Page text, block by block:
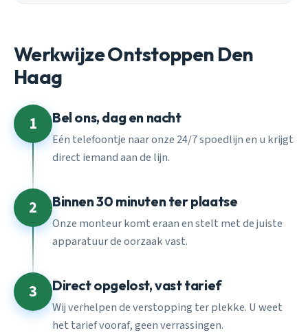
Werkwijze Ontstoppen Den
Haag
1 Bel ons, dag en nacht
Eén telefoontje naar onze 24/7 spoedlijn en u krijgt
direct iemand aan de lijn.
2 Binnen 30 minuten ter plaatse
Onze monteur komt eraan en stelt met de juiste
apparatuur de oorzaak vast.
3 Direct opgelost, vast tarief
Wij verhelpen de verstopping ter plekke. U weet
het tarief vooraf, geen verrassingen.